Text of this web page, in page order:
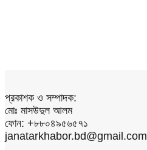
প্রকাশক ও সম্পাদক:
মোঃ মাসউদুল আলম
ফোন: +৮৮০৪৯৫৬৫৭১
janatarkhabor.bd@gmail.com